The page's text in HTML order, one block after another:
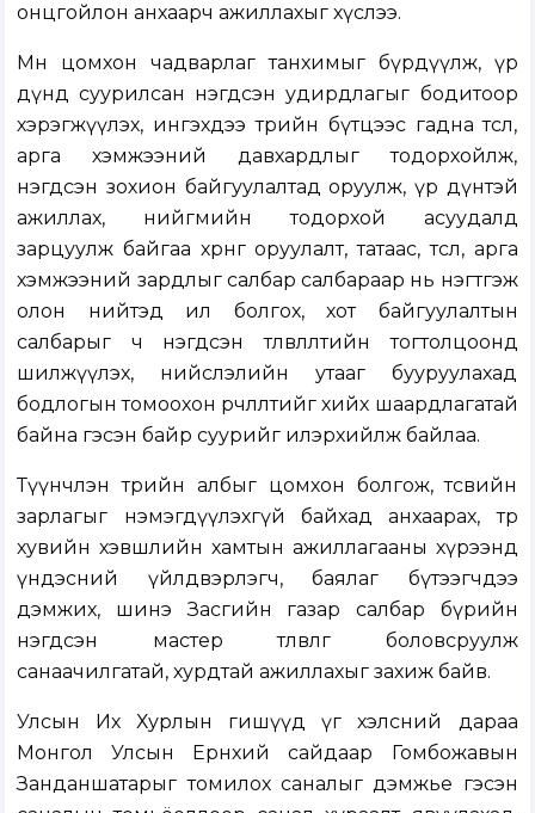
онцгойлон анхаарч ажиллахыг хүслээ.
Мөн цомхон чадварлаг танхимыг бүрдүүлж, үр
дүнд суурилсан нэгдсэн удирдлагыг бодитоор
хэрэгжүүлэх, ингэхдээ төрийн бүтцээс гадна төсөл,
арга хэмжээний давхардлыг тодорхойлж,
нэгдсэн зохион байгуулалтад оруулж, үр дүнтэй
ажиллах, нийгмийн тодорхой асуудалд
зарцуулж байгаа хөрөнгө оруулалт, татаас, төсөл, арга
хэмжээний зардлыг салбар салбараар нь нэгтгэж
олон нийтэд ил болгох, хот байгуулалтын
салбарыг ч нэгдсэн төлөвлөлтийн тогтолцоонд
шилжүүлэх, нийслэлийн утааг бууруулахад
бодлогын томоохон өөрчлөлтийг хийх шаардлагатай
байна гэсэн байр суурийг илэрхийлж байлаа.
Түүнчлэн төрийн албыг цомхон болгож, төсвийн
зарлагыг нэмэгдүүлэхгүй байхад анхаарах, төр
хувийн хэвшлийн хамтын ажиллагааны хүрээнд
үндэсний үйлдвэрлэгч, баялаг бүтээгчдээ
дэмжих, шинэ Засгийн газар салбар бүрийн
нэгдсэн мастер төлөвлөгөө боловсруулж
санаачилгатай, хурдтай ажиллахыг захиж байв.
Улсын Их Хурлын гишүүд үг хэлсний дараа
Монгол Улсын Ерөнхий сайдаар Гомбожавын
Занданшатарыг томилох саналыг дэмжье гэсэн